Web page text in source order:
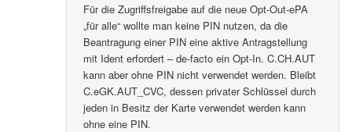
Für die Zugriffsfreigabe auf die neue Opt-Out-ePA
„für alle“ wollte man keine PIN nutzen, da die
Beantragung einer PIN eine aktive Antragstellung
mit Ident erfordert – de-facto ein Opt-In. C.CH.AUT
kann aber ohne PIN nicht verwendet werden. Bleibt
C.eGK.AUT_CVC, dessen privater Schlüssel durch
jeden in Besitz der Karte verwendet werden kann
ohne eine PIN.